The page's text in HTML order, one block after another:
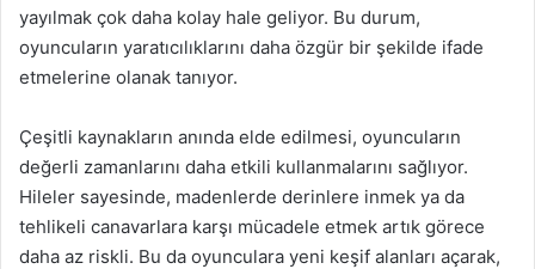
yayılmak çok daha kolay hale geliyor. Bu durum,
oyuncuların yaratıcılıklarını daha özgür bir şekilde ifade
etmelerine olanak tanıyor.
Çeşitli kaynakların anında elde edilmesi, oyuncuların
değerli zamanlarını daha etkili kullanmalarını sağlıyor.
Hileler sayesinde, madenlerde derinlere inmek ya da
tehlikeli canavarlara karşı mücadele etmek artık görece
daha az riskli. Bu da oyunculara yeni keşif alanları açarak,